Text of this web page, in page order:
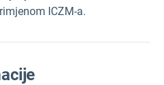
ICZM-a.